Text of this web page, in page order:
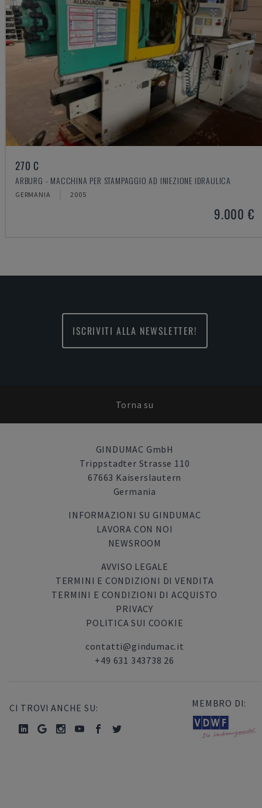
270 C
ARBURG - MACCHINA PER STAMPAGGIO AD INIEZIONE IDRAULICA
GERMANIA 2005
9.000 €
ISCRIVITI ALLA NEWSLETTER!
Torna su
GINDUMAC GmbH
Trippstadter Strasse 110
67663 Kaiserslautern
Germania
INFORMAZIONI SU GINDUMAC
LAVORA CON NOI
NEWSROOM
AVVISO LEGALE
TERMINI E CONDIZIONI DI VENDITA
TERMINI E CONDIZIONI DI ACQUISTO
PRIVACY
POLITICA SUI COOKIE
contatti@gindumac.it
+49 631 343738 26
CI TROVI ANCHE SU: MEMBRO DI: